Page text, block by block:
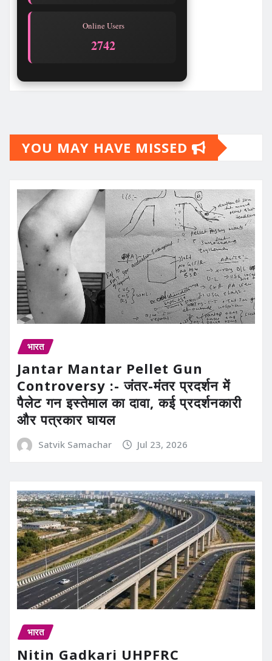
Online Users
2742
YOU MAY HAVE MISSED
भारत
Jantar Mantar Pellet Gun
Controversy :- जंतर-मंतर प्रदर्शन में
पैलेट गन इस्तेमाल का दावा, कई प्रदर्शनकारी
और पत्रकार घायल
Satvik Samachar Jul 23, 2026
भारत
Nitin Gadkari UHPFRC